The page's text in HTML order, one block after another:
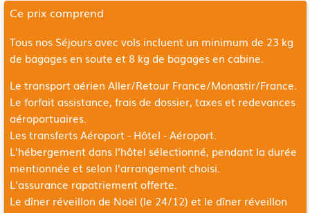
Ce prix comprend
Tous nos Séjours avec vols incluent un minimum de 23 kg
de bagages en soute et 8 kg de bagages en cabine.
Le transport aérien Aller/Retour France/Monastir/France.
Le forfait assistance, frais de dossier, taxes et redevances
aéroportuaires.
Les transferts Aéroport - Hôtel - Aéroport.
L'hébergement dans l'hôtel sélectionné, pendant la durée
mentionnée et selon l'arrangement choisi.
L'assurance rapatriement offerte.
Le dîner réveillon de Noël (le 24/12) et le dîner réveillon